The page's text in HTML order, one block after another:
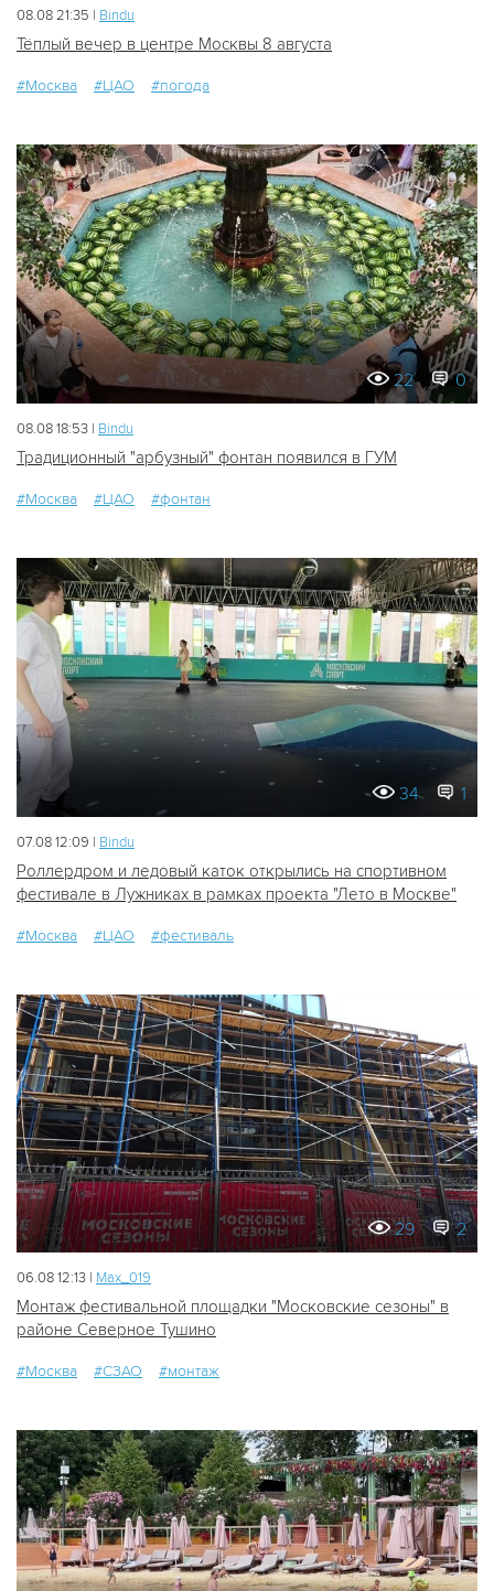
08.08 21:35 | Bindu
Тёплый вечер в центре Москвы 8 августа
#Москва #ЦАО #погода
22 0
08.08 18:53 | Bindu
Традиционный "арбузный" фонтан появился в ГУМ
#Москва #ЦАО #фонтан
34 1
07.08 12:09 | Bindu
Роллердром и ледовый каток открылись на спортивном
фестивале в Лужниках в рамках проекта "Лето в Москве"
#Москва #ЦАО #фестиваль
29 2
06.08 12:13 | Мах_019
Монтаж фестивальной площадки "Московские сезоны" в
районе Северное Тушино
#Москва #СЗАО #монтаж